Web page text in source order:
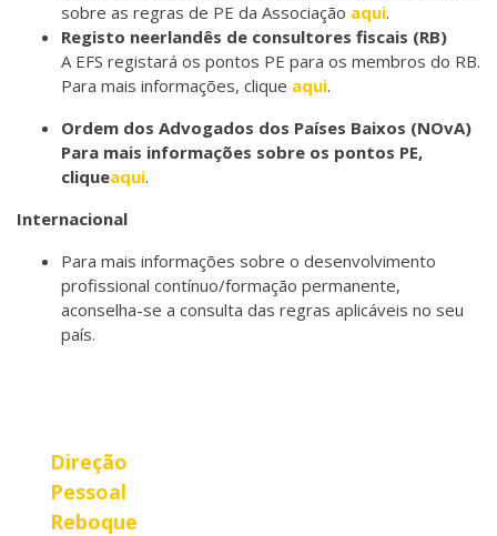
sobre as regras de PE da Associação aqui.
Registo neerlandês de consultores fiscais (RB)
A EFS registará os pontos PE para os membros do RB.
Para mais informações, clique aqui.
Ordem dos Advogados dos Países Baixos (NOvA)
Para mais informações sobre os pontos PE,
cliqueaqui.
Internacional
Para mais informações sobre o desenvolvimento
profissional contínuo/formação permanente,
aconselha-se a consulta das regras aplicáveis no seu
país.
Direção
Pessoal
Reboque